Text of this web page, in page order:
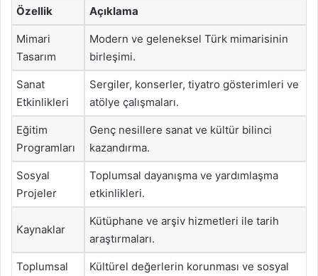
Özellik Açıklama
Mimari
Tasarım
Modern ve geleneksel Türk mimarisinin
birleşimi.
Sanat
Etkinlikleri
Sergiler, konserler, tiyatro gösterimleri ve
atölye çalışmaları.
Eğitim
Programları
Genç nesillere sanat ve kültür bilinci
kazandırma.
Sosyal
Projeler
Toplumsal dayanışma ve yardımlaşma
etkinlikleri.
Kaynaklar
Kütüphane ve arşiv hizmetleri ile tarih
araştırmaları.
Toplumsal
Kültürel değerlerin korunması ve sosyal